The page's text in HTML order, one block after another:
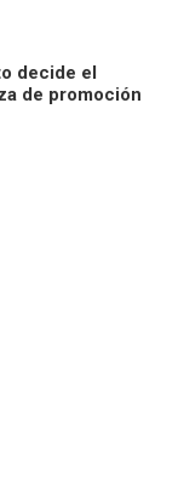
decide el
de promoción